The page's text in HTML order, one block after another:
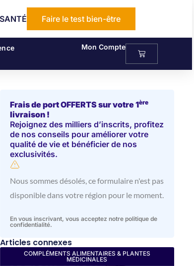
Faire le test bien-être
Mon Compte
Panier
Frais de port OFFERTS sur votre 1ère
livraison !
Rejoignez des milliers d’inscrits, profitez
de nos conseils pour améliorer votre
qualité de vie et bénéficier de nos
exclusivités.
Nous sommes désolés, ce formulaire n'est pas
disponible dans votre région pour le moment.
En vous inscrivant, vous acceptez notre politique de
confidentialité.
Articles connexes
COMPLÉMENTS ALIMENTAIRES & PLANTES
MÉDICINALES